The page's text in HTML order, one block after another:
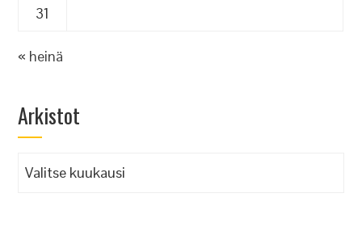
31
« heinä
Arkistot
Arkistot